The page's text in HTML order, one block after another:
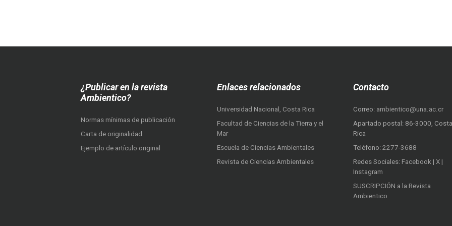
¿Publicar en la revista
Ambientico?
Normas mínimas de publicación
Carta de originalidad
Ejemplo de artículo original
Enlaces relacionados
Universidad Nacional, Costa Rica
Facultad de Ciencias de la Tierra y el
Mar
Escuela de Ciencias Ambientales
Revista de Ciencias Ambientales
Contacto
Correo: ambientico@una.ac.cr
Apartado postal: 86-3000, Costa
Rica
Teléfono: 2277-3688
Redes Sociales: Facebook | X |
Instagram
SUSCRIPCIÓN a la Revista
Ambientico